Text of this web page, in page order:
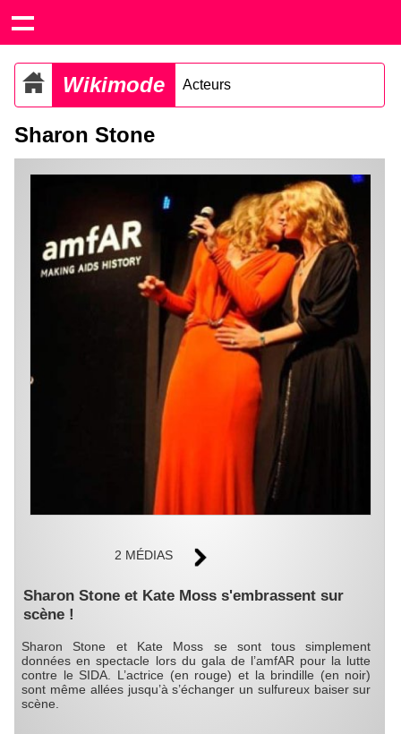
Wikimode Acteurs
Sharon Stone
2 MÉDIAS
Sharon Stone et Kate Moss s'embrassent sur
scène !
Sharon Stone et Kate Moss se sont tous simplement
données en spectacle lors du gala de l’amfAR pour la lutte
contre le SIDA. L’actrice (en rouge) et la brindille (en noir)
sont même allées jusqu’à s’échanger un sulfureux baiser sur
scène.